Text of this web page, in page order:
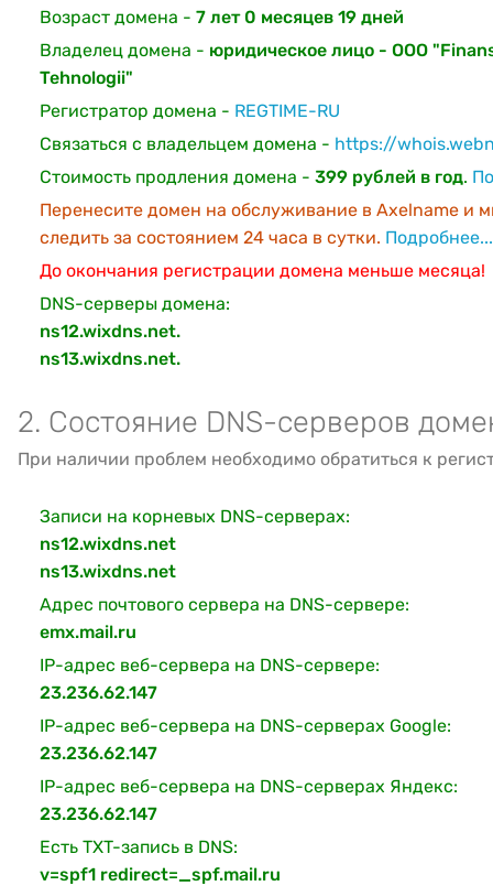
Возраст домена - 7 лет 0 месяцев 19 дней
Владелец домена - юридическое лицо - OOO
Tehnologii"
Регистратор домена - REGTIME-RU
Связаться с владельцем домена - https://
Стоимость продления домена - 399 рублей в год.
Перенесите домен на обслуживание в Axelname и
следить за состоянием 24 часа в сутки. Подробнее...
До окончания регистрации домена меньше месяца!
DNS-серверы домена:
ns12.wixdns.net.
ns13.wixdns.net.
2. Состояние DNS-серверов
При наличии проблем необходимо обратиться к
Записи на корневых DNS-серверах:
ns12.wixdns.net
ns13.wixdns.net
Адрес почтового сервера на DNS-сервере:
emx.mail.ru
IP-адрес веб-сервера на DNS-сервере:
23.236.62.147
IP-адрес веб-сервера на DNS-серверах Google:
23.236.62.147
IP-адрес веб-сервера на DNS-серверах Яндекс:
23.236.62.147
Есть TXT-запись в DNS:
v=spf1 redirect=_spf.mail.ru